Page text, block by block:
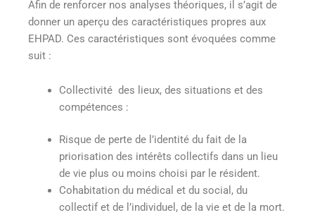
Afin de renforcer nos analyses théoriques, il s’agit de
donner un aperçu des caractéristiques propres aux
EHPAD. Ces caractéristiques sont évoquées comme
suit :
Collectivité des lieux, des situations et des
compétences :
Risque de perte de l’identité du fait de la
priorisation des intérêts collectifs dans un lieu
de vie plus ou moins choisi par le résident.
Cohabitation du médical et du social, du
collectif et de l’individuel, de la vie et de la mort.